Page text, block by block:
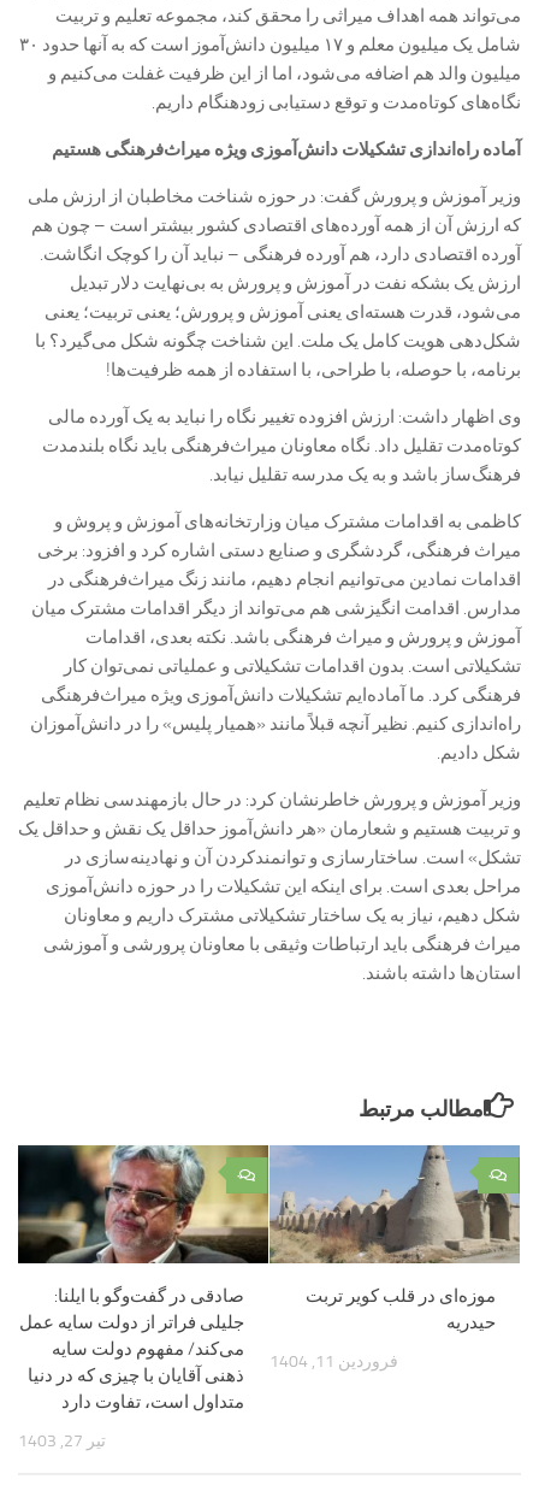
می‌تواند همه اهداف میراثی را محقق کند، مجموعه تعلیم و تربیت
شامل یک میلیون معلم و ۱۷ میلیون دانش‌آموز است که به آنها حدود ۳۰
میلیون والد هم اضافه می‌شود، اما از این ظرفیت غفلت می‌کنیم و
نگاه‌های کوتاه‌مدت و توقع دستیابی زودهنگام داریم.
آماده راه‌اندازی تشکیلات دانش‌آموزی ویژه میراث‌فرهنگی هستیم
وزیر آموزش و پرورش گفت: در حوزه شناخت مخاطبان از ارزش ملی
که ارزش آن از همه آورده‌های اقتصادی کشور بیشتر است – چون هم
آورده اقتصادی دارد، هم آورده فرهنگی – نباید آن را کوچک انگاشت.
ارزش یک بشکه نفت در آموزش و پرورش به بی‌نهایت دلار تبدیل
می‌شود، قدرت هسته‌ای یعنی آموزش و پرورش؛ یعنی تربیت؛ یعنی
شکل‌دهی هویت کامل یک ملت. این شناخت چگونه شکل می‌گیرد؟ با
برنامه، با حوصله، با طراحی، با استفاده از همه ظرفیت‌ها!
وی اظهار داشت: ارزش افزوده تغییر نگاه را نباید به یک آورده مالی
کوتاه‌مدت تقلیل داد. نگاه معاونان میراث‌فرهنگی باید نگاه بلندمدت
فرهنگ‌ساز باشد و به یک مدرسه تقلیل نیابد.
کاظمی به اقدامات مشترک میان وزارتخانه‌های آموزش و پروش و
میراث فرهنگی، گردشگری و صنایع دستی اشاره کرد و افزود: برخی
اقدامات نمادین می‌توانیم انجام دهیم، مانند زنگ میراث‌فرهنگی در
مدارس. اقدامت انگیزشی هم می‌تواند از دیگر اقدامات مشترک میان
آموزش و پرورش و میراث فرهنگی باشد. نکته بعدی، اقدامات
تشکیلاتی است. بدون اقدامات تشکیلاتی و عملیاتی نمی‌توان کار
فرهنگی کرد. ما آماده‌ایم تشکیلات دانش‌آموزی ویژه میراث‌فرهنگی
راه‌اندازی کنیم. نظیر آنچه قبلاً مانند «همیار پلیس» را در دانش‌آموزان
شکل دادیم.
وزیر آموزش و پرورش خاطرنشان کرد: در حال بازمهندسی نظام تعلیم
و تربیت هستیم و شعارمان «هر دانش‌آموز حداقل یک نقش و حداقل یک
تشکل» است. ساختارسازی و توانمندکردن آن و نهادینه‌سازی در
مراحل بعدی است. برای اینکه این تشکیلات را در حوزه دانش‌آموزی
شکل دهیم، نیاز به یک ساختار تشکیلاتی مشترک داریم و معاونان
میراث فرهنگی باید ارتباطات وثیقی با معاونان پرورشی و آموزشی
استان‌ها داشته باشند.
مطالب مرتبط
۰
صادقی در گفت‌‌وگو با ایلنا:
جلیلی فراتر از دولت سایه عمل
می‌کند/ مفهوم دولت سایه
ذهنی آقایان با چیزی که در دنیا
متداول است، تفاوت دارد
تیر 27, 1403
۰
موزه‌ای در قلب کویر تربت‌
حیدریه
فروردین 11, 1404